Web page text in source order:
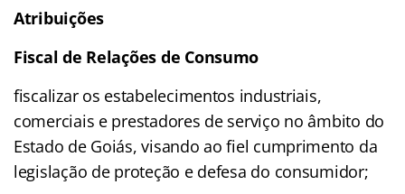
Atribuições
Fiscal de Relações de Consumo
fiscalizar os estabelecimentos industriais,
comerciais e prestadores de serviço no âmbito do
Estado de Goiás, visando ao fiel cumprimento da
legislação de proteção e defesa do consumidor;